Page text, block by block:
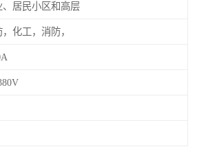
、居民小区和高层
化工，消防，